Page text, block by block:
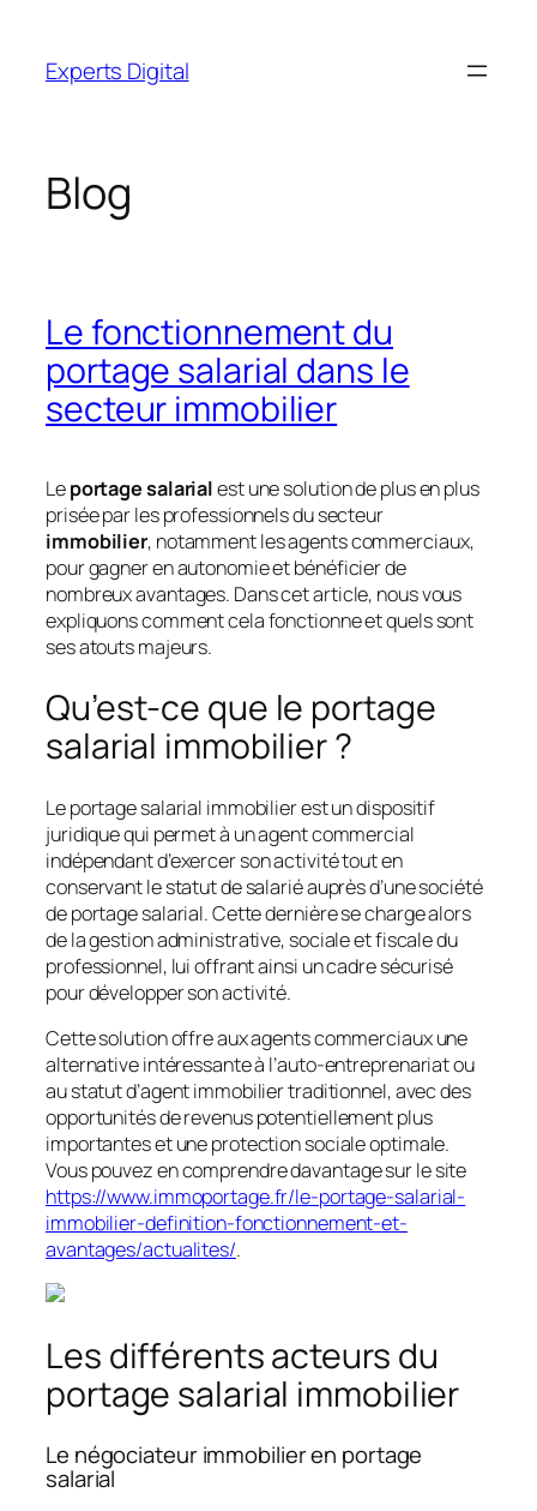
contenu
Experts Digital
Blog
Le fonctionnement du
portage salarial dans le
secteur immobilier
Leportage salarialest une solution de plus en plus
prisée par les professionnels du secteur
immobilier, notamment les agents commerciaux,
pour gagner en autonomie et bénéficier de
nombreux avantages. Dans cet article, nous vous
expliquons comment cela fonctionne et quels sont
ses atouts majeurs.
Qu’est-ce que le portage
salarial immobilier ?
Le portage salarial immobilier est un dispositif
juridique qui permet à un agent commercial
indépendant d’exercer son activité tout en
conservant le statut de salarié auprès d’une société
de portage salarial. Cette dernière se charge alors
de la gestion administrative, sociale et fiscale du
professionnel, lui offrant ainsi un cadre sécurisé
pour développer son activité.
Cette solution offre aux agents commerciaux une
alternative intéressante à l’auto-entreprenariat ou
au statut d’agent immobilier traditionnel, avec des
opportunités de revenus potentiellement plus
importantes et une protection sociale optimale.
Vous pouvez en comprendre davantage sur le site
https://www.immoportage.fr/le-portage-salarial-
immobilier-definition-fonctionnement-et-
avantages/actualites/.
Les différents acteurs du
portage salarial immobilier
Le négociateur immobilier en portage
salarial